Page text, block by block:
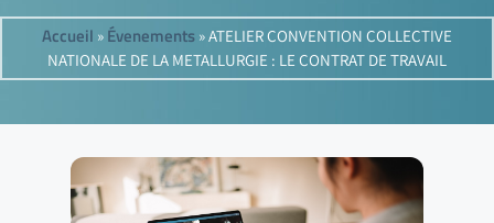
Accueil » Évenements »ATELIER CONVENTION COLLECTIVE
NATIONALE DE LA METALLURGIE : LE CONTRAT DE TRAVAIL